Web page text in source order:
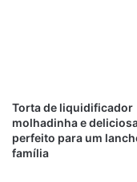
Torta de liquidificador
molhadinha e
perfeito para um
família